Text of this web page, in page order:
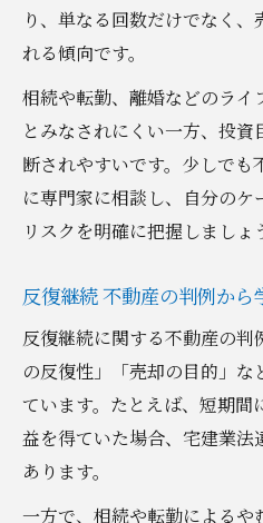
り、単なる回数だけでなく
れる傾向です。
相続や転勤、離婚などのライ
とみなされにくい一方、投
断されやすいです。少しで
に専門家に相談し、自分のケ
リスクを明確に把握しましょ
反復継続 不動産の判例から
反復継続に関する不動産の判
の反復性」「売却の目的」
ています。たとえば、短期間
益を得ていた場合、宅建業法
あります。
一方で、相続や転勤による